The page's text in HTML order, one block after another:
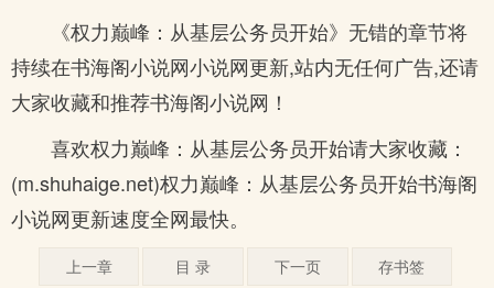
《权力巅峰：从基层公务员开始》无错的章节将
持续在书海阁小说网小说网更新,站内无任何广告,还请
大家收藏和推荐书海阁小说网！
喜欢权力巅峰：从基层公务员开始请大家收藏：
(m.shuhaige.net)权力巅峰：从基层公务员开始书海阁
小说网更新速度全网最快。
上一章 目 录 下一页 存书签